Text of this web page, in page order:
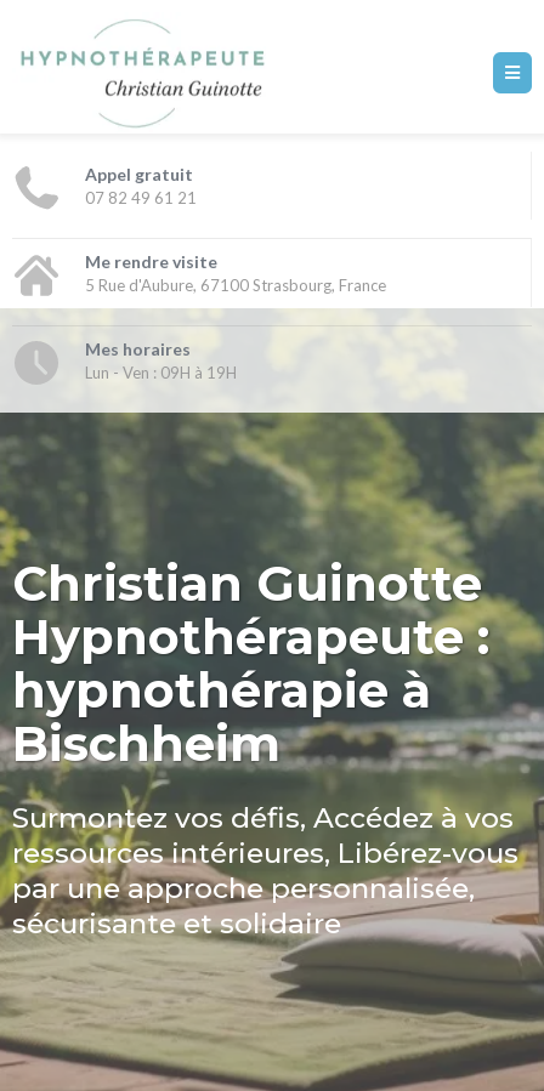
Appel gratuit
07 82 49 61 21
Me rendre visite
5 Rue d'Aubure, 67100 Strasbourg, France
Mes horaires
Lun - Ven : 09H à 19H
Christian Guinotte
Hypnothérapeute :
hypnothérapie à
Bischheim
Surmontez vos défis, Accédez à vos
ressources intérieures, Libérez-vous
par une approche personnalisée,
sécurisante et solidaire